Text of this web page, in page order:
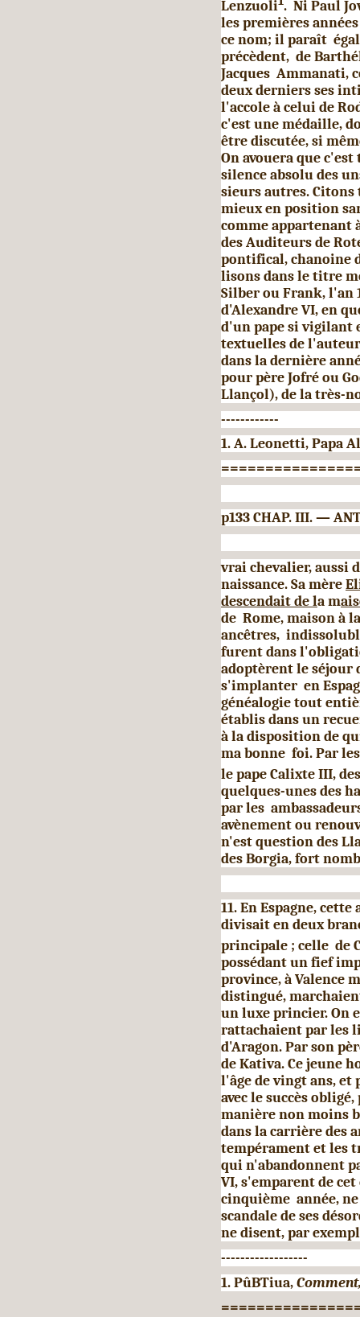
Lenzuoli . Ni Paul
les premières
ce nom; il paraît
précèdent, de
Jacques Ammanati,
deux der­niers ses
l'accole à celui de
c'est une médaille,
être discutée, si
On avouera que
silence absolu des
sieurs autres.
mieux en position
comme appartenant
des Auditeurs de
pontifical, chanoine
lisons dans le titre
Silber ou Frank, l'an
d'Alexan­dre VI, en
d'un pape si vi­gilant
textuelles de
dans la dernière
pour père Jofré ou
Llançol), de la très-
------------
1. A. Leonetti, Papa
p133 CHAP. III. —
vrai chevalier, aussi
naissance. Sa mère
descendait de la m
de Rome, maison à
ancêtres,
furent dans
adoptèrent le séjour
s'implanter en
généalogie tout
établis dans un
à la disposition de
ma bonne foi. Par
le pape Calixte III,
quelques-unes des
par les
avènement ou
n'est question des
des Borgia, fort
11. En Espagne,
divisait en deux
principale ; celle de
possédant un fief
province, à Valence
distingué,
un luxe princier. On
rattachaient par les
d'Aragon. Par son
de Kativa. Ce jeune
l'âge de vingt ans, et
avec le succès
manière non moins
dans la carrière des
tempérament et les
qui n'abandonnent
VI, s'emparent de
cinquième année,
scandale de ses
ne disent, par
------------------
1. PûBTiua,